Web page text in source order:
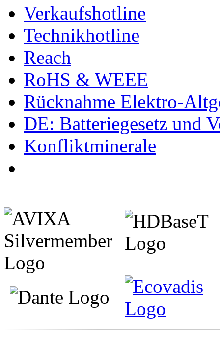
Verkaufshotline
Technikhotline
Reach
RoHS & WEEE
Rücknahme Elektro-
DE: Batteriegesetz und
Konfliktminerale